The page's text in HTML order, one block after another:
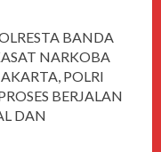
BANDA
NARKOBA
POLRI
BERJALAN
DAN